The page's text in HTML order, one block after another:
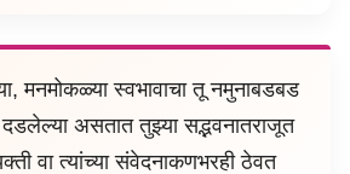
मनमोकळ्या स्वभावाचा तू नमुनाबडबड
असतात तुझ्या सद्भवनातराजूत
वा त्यांच्या संवेदनाकणभरही ठेवत